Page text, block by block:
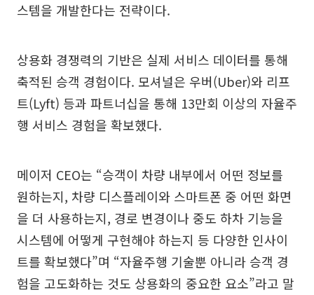
스템을 개발한다는 전략이다.
상용화 경쟁력의 기반은 실제 서비스 데이터를 통해
축적된 승객 경험이다. 모셔널은 우버(Uber)와 리프
트(Lyft) 등과 파트너십을 통해 13만회 이상의 자율주
행 서비스 경험을 확보했다.
메이저 CEO는 “승객이 차량 내부에서 어떤 정보를
원하는지, 차량 디스플레이와 스마트폰 중 어떤 화면
을 더 사용하는지, 경로 변경이나 중도 하차 기능을
시스템에 어떻게 구현해야 하는지 등 다양한 인사이
트를 확보했다”며 “자율주행 기술뿐 아니라 승객 경
험을 고도화하는 것도 상용화의 중요한 요소”라고 말